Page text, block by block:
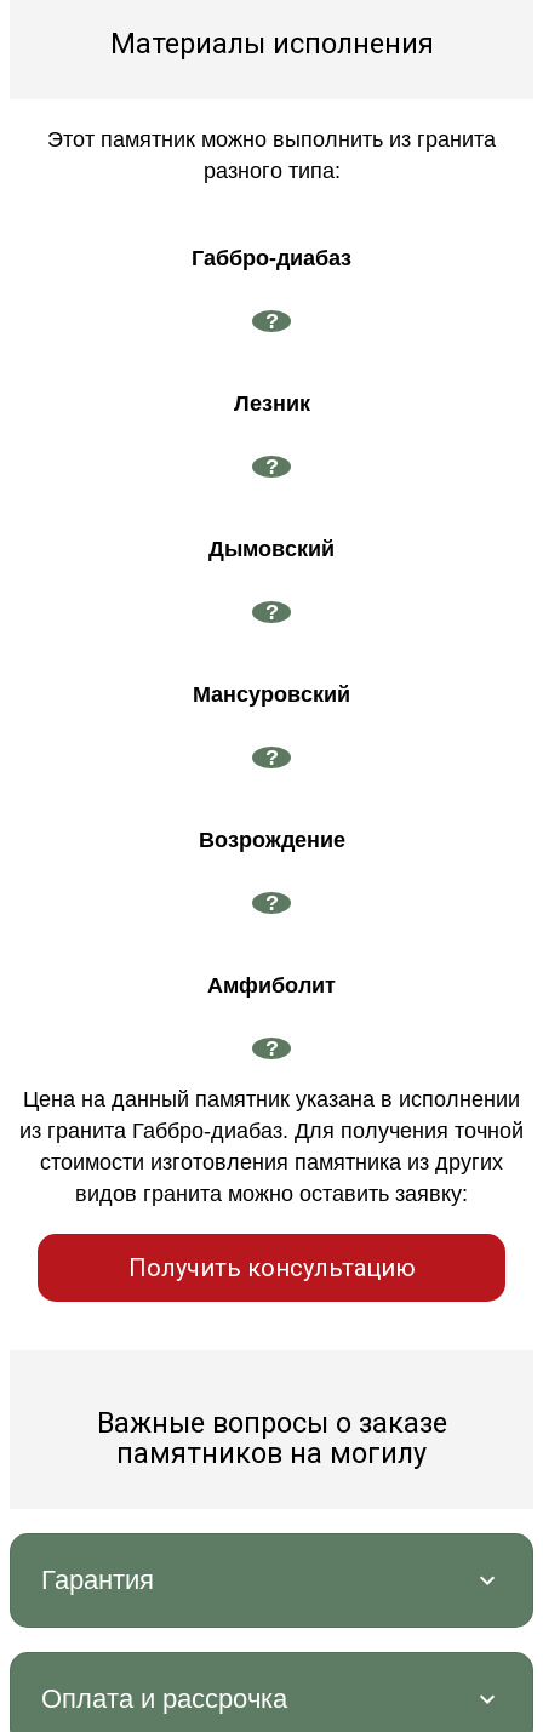
Материалы исполнения
Этот памятник можно выполнить из гранита
разного типа:
Габбро-диабаз
?
Лезник
?
Дымовский
?
Мансуровский
?
Возрождение
?
Амфиболит
?
Цена на данный памятник указана в исполнении
из гранита Габбро-диабаз. Для получения точной
стоимости изготовления памятника из других
видов гранита можно оставить заявку:
Получить консультацию
Важные вопросы о заказе
памятников на могилу
Гарантия
Оплата и рассрочка